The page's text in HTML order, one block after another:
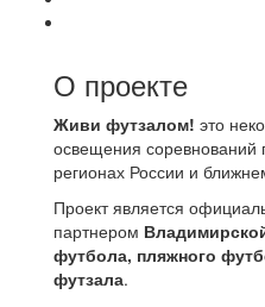
О проекте
Живи футзалом! это
освещения соревнований
регионах России и
Проект является
партнером
футбола, пляжного
футзала.